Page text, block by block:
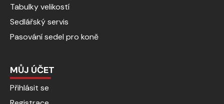
Tabulky velikostí
Sedlářský servis
Pasování sedel pro koně
MŮJ ÚČET
Přihlásit se